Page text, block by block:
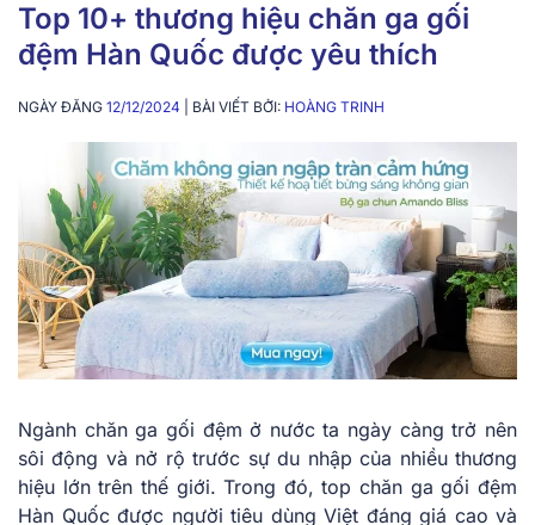
Top 10+ thương hiệu chăn ga gối
đệm Hàn Quốc được yêu thích
NGÀY ĐĂNG 12/12/2024 | BÀI VIẾT BỞI: HOÀNG TRINH
Ngành chăn ga gối đệm ở nước ta ngày càng trở nên
sôi động và nở rộ trước sự du nhập của nhiều thương
hiệu lớn trên thế giới. Trong đó, top chăn ga gối đệm
Hàn Quốc được người tiêu dùng Việt đáng giá cao và